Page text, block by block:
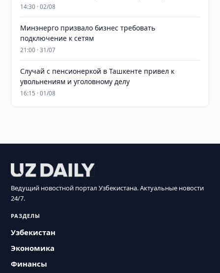
14:30 · 02/08
Минэнерго призвало бизнес требовать
подключение к сетям
21:00 · 31/07
Случай с пенсионеркой в Ташкенте привел к
увольнениям и уголовному делу
16:15 · 01/08
Ведущий новостной портал Узбекистана. Актуальные новости
24/7.
РАЗДЕЛЫ
Узбекистан
Экономика
Финансы